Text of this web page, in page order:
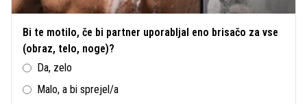
Bi te motilo, če bi partner uporabljal eno brisačo za vse
(obraz, telo, noge)?
Da, zelo
Malo, a bi sprejel/a